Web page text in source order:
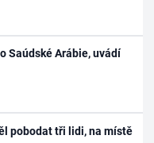
Saúdské Arábie, uvádí
pobodat tři lidi, na místě